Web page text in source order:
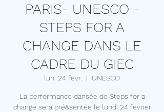
PARIS- UNESCO -
STEPS FOR A
CHANGE DANS LE
CADRE DU GIEC
lun. 24 févr.
  |
UNESCO
La performance dansée de Steps for a
change sera pré&sentée le lundi 24 février